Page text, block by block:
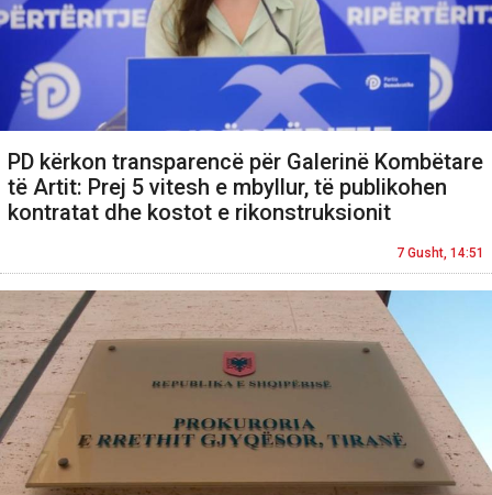
PD kërkon transparencë për Galerinë Kombëtare
të Artit: Prej 5 vitesh e mbyllur, të publikohen
kontratat dhe kostot e rikonstruksionit
7 Gusht, 14:51